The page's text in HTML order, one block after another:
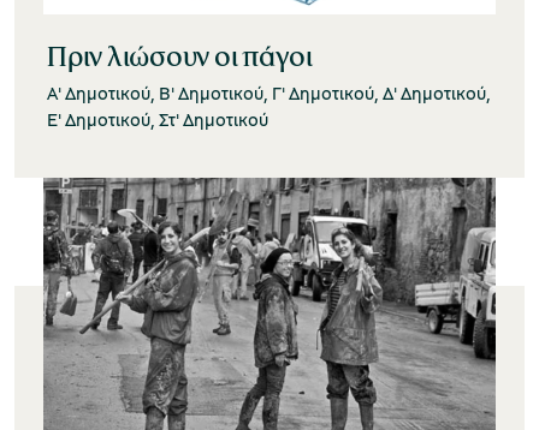
Πριν λιώσουν οι πάγοι
Α' Δημοτικού, Β' Δημοτικού, Γ' Δημοτικού, Δ' Δημοτικού,
Ε' Δημοτικού, Στ' Δημοτικού